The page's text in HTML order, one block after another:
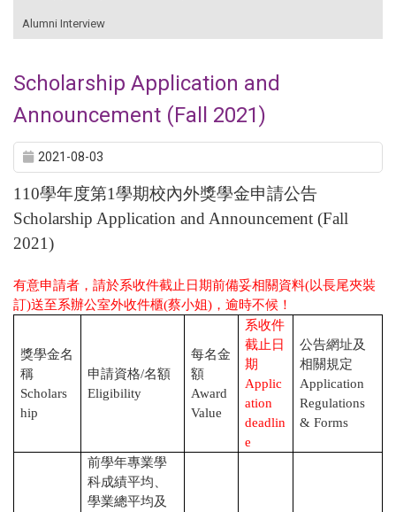
Alumni Interview
Scholarship Application and
Announcement (Fall 2021)
2021-08-03
110學年度第1學期校內外獎學金申請公告
Scholarship Application and Announcement (Fall
2021)
有意申請者，請於系收件截止日期前備妥相關資料(以長尾夾裝
訂)送至系辦公室外收件櫃(蔡小姐) ，逾時不候！
獎學金名
稱
Scholars
hip
申請資格/名額
Eligibility
每名金
額
Award
Value
系收件
截止日
期
Applic
ation
deadlin
e
公告網址及
相關規定
Application
Regulations
& Forms
前學年專業學
科成績平均、
學業總平均及